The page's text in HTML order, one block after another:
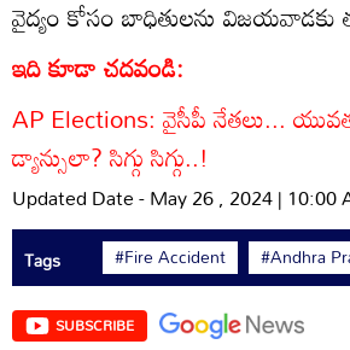
వైద్యం కోసం బాధితులను విజయవాడకు
ఇది కూడా చదవండి:
AP Elections: వైసీపీ నేతలు...
డ్యాన్సులా? సిగ్గు సిగ్గు..!
Updated Date - May 26 , 2024 | 10:00
Tags #Fire Accident #Andhra
SUBSCRIBE